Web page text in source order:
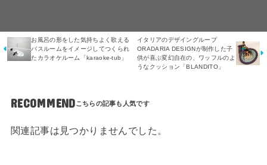
お風呂の形をした気持ちよく歌える
バスルームをイメージしてつくられ
たカラオケルーム「karaoke-tub」
イタリアのデザイングループ
ORADARIA DESIGNが制作した子
供が喜ぶ変幻自在の、ワッフルのよ
うなクッション「BLANDITO」
RECOMMEND
関連記事は見つかりませんでした。